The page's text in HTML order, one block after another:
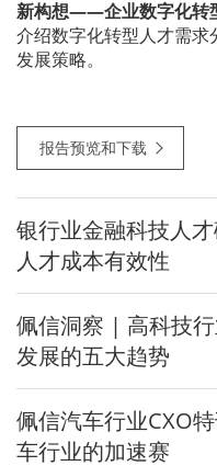
新构想——企业数字化转
介绍数字化转型人才需
发展策略。
报告预览和下载
银行业金融科技人
人才成本有效性
佩信洞察 | 高科技
发展的五大趋势
佩信汽车行业CXO
车行业的加速赛